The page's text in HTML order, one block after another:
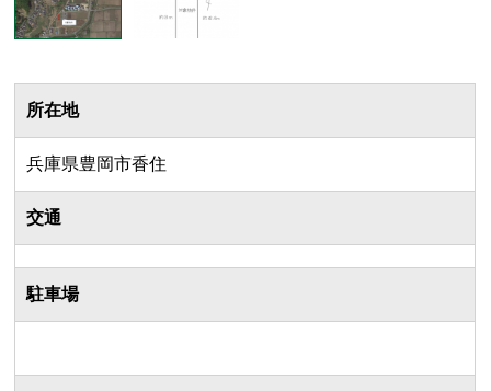
所在地
兵庫県豊岡市香住
交通
駐車場